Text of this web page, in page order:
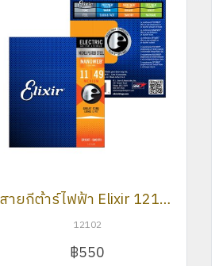
สายกีต้าร์ไฟฟ้า Elixir 12102
12102
฿550